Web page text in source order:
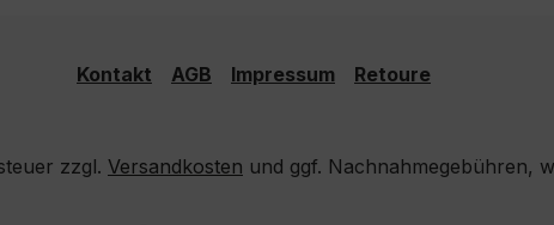
Kontakt AGB Impressum Retoure
zzgl. Versandkosten und ggf. Nachnahmegebühren,